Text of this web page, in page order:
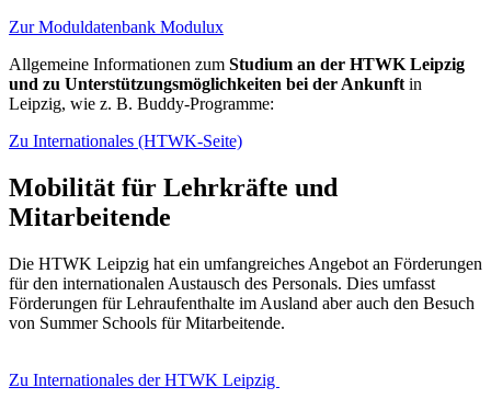
Zur Moduldatenbank Modulux
Allgemeine Informationen zum Studium an der HTWK Leipzig
und zu Unterstützungsmöglichkeiten bei der Ankunft in
Leipzig, wie z. B. Buddy-Programme:
Zu Internationales (HTWK-Seite)
Mobilität für Lehrkräfte und
Mitarbeitende
Die HTWK Leipzig hat ein umfangreiches Angebot an Förderungen
für den internationalen Austausch des Personals. Dies umfasst
Förderungen für Lehraufenthalte im Ausland aber auch den Besuch
von Summer Schools für Mitarbeitende.
Zu Internationales der HTWK Leipzig